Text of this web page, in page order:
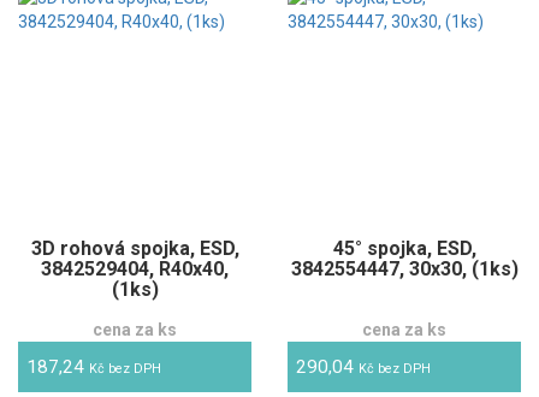
3D rohová spojka, ESD,
3842529404, R40x40,
(1ks)
cena za ks
187,24 Kč bez DPH
45° spojka, ESD,
3842554447, 30x30, (1ks)
cena za ks
290,04 Kč bez DPH